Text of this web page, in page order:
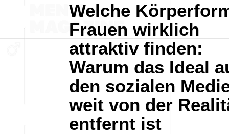
Welche
Frauen wirklich
attraktiv finden:
Warum das Ideal
den sozialen
weit von der
entfernt ist